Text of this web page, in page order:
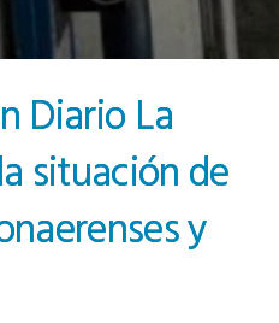
Diario La
situación de
y